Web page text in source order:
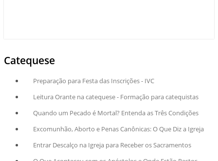
Catequese
Preparação para Festa das Inscrições - IVC
Leitura Orante na catequese - Formação para catequistas
Quando um Pecado é Mortal? Entenda as Três Condições
Excomunhão, Aborto e Penas Canônicas: O Que Diz a Igreja
Entrar Descalço na Igreja para Receber os Sacramentos